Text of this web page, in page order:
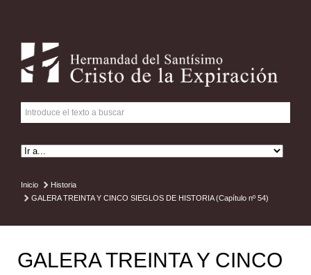
Inicio
Historia
GALERA TREINTA Y CINCO SIEGLOS DE HISTORIA (Capítulo nº 54)
GALERA TREINTA Y CINCO